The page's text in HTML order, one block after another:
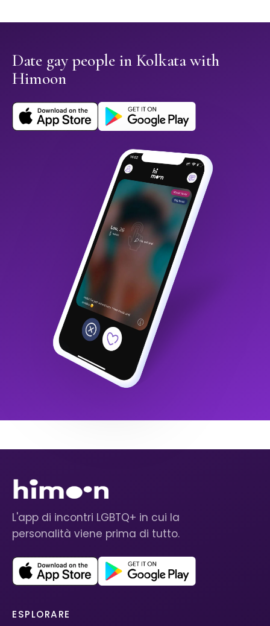
Date gay people in Kolkata with
Himoon
L'app di incontri LGBTQ+ in cui la
personalità viene prima di tutto.
ESPLORARE